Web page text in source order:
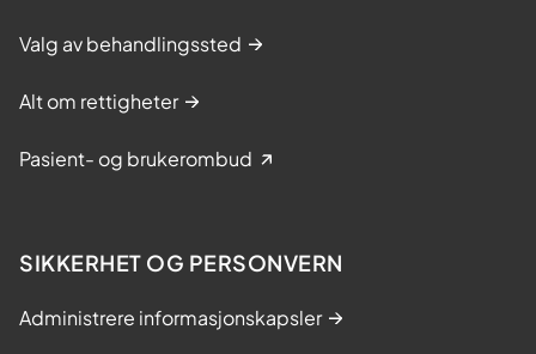
Valg av behandlingssted
Alt om rettigheter
Pasient- og brukerombud
SIKKERHET OG PERSONVERN
Administrere informasjonskapsler